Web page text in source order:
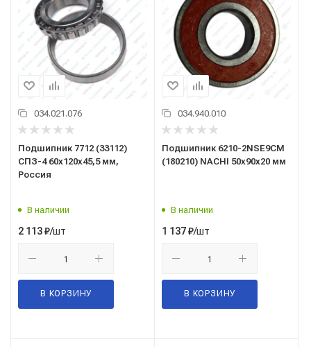
034.021.076
Подшипник 7712 (33112)
СПЗ-4 60x120x45,5 мм,
Россия
В наличии
2 113₽/шт
В КОРЗИНУ
034.940.010
Подшипник 6210-2NSE9CM
(180210) NACHI 50x90x20 мм
В наличии
1 137₽/шт
В КОРЗИНУ